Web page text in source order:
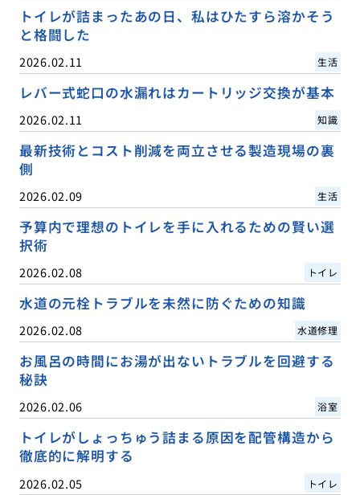
トイレが詰まったあの日、私はひたすら溶かそう
と格闘した
2026.02.11 生活
レバー式蛇口の水漏れはカートリッジ交換が基本
2026.02.11 知識
最新技術とコスト削減を両立させる製造現場の裏
側
2026.02.09 生活
予算内で理想のトイレを手に入れるための賢い選
択術
2026.02.08 トイレ
水道の元栓トラブルを未然に防ぐための知識
2026.02.08 水道修理
お風呂の時間にお湯が出ないトラブルを回避する
秘訣
2026.02.06 浴室
トイレがしょっちゅう詰まる原因を配管構造から
徹底的に解明する
2026.02.05 トイレ